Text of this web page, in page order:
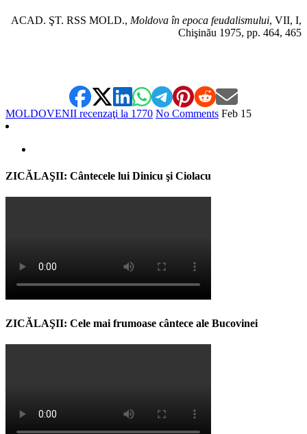
ACAD. ŞT. RSS MOLD., Moldova în epoca feudalismului, VII, I,
Chişinău 1975, pp. 464, 465
MOLDOVENII recenzaţi la 1770 No Comments Feb 15
ZICĂLAŞII: Cântecele lui Dinicu şi Ciolacu
ZICĂLAŞII: Cele mai frumoase cântece ale Bucovinei